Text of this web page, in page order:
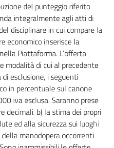
del punteggio riferito
integralmente agli atti di
disciplinare in cui compare la
economico inserisce la
Piattaforma. L’offerta
modalità di cui al precedente
esclusione, i seguenti
in percentuale sul canone
iva esclusa. Saranno prese
decimali. b) la stima dei propri
ed alla sicurezza sui luoghi
manodopera occorrenti